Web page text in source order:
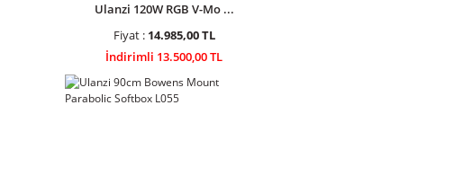
Ulanzi 120W RGB V-Mo ...
Fiyat : 14.985,00 TL
İndirimli 13.500,00 TL